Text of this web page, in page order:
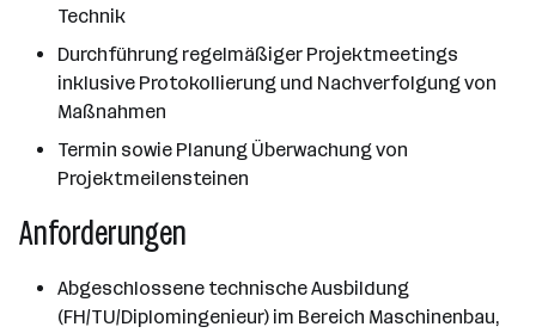
Technik
Durchführung regelmäßiger Projektmeetings
inklusive Protokollierung und Nachverfolgung von
Maßnahmen
Termin sowie Planung Überwachung von
Projektmeilensteinen
Anforderungen
Abgeschlossene technische Ausbildung
(FH/TU/Diplomingenieur) im Bereich Maschinenbau,